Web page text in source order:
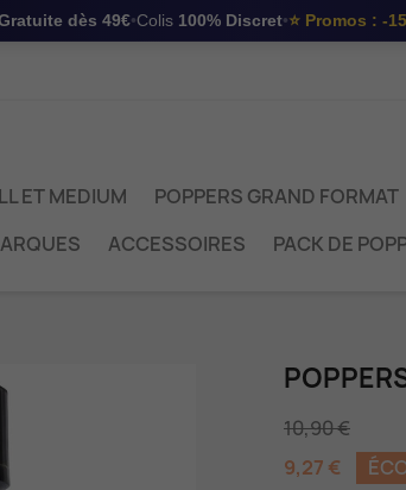
dès 49€•Colis 100% Discret•⭐ Promos : -
ET MEDIUM POPPERS GRAND FORMAT
ACCESSOIRES PACK DE
10,90 €
9,27 €